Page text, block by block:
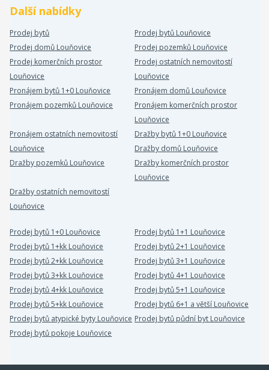
Další nabídky
Prodej bytů
Prodej bytů Louňovice
Prodej domů Louňovice
Prodej pozemků Louňovice
Prodej komerčních prostor
Louňovice
Prodej ostatních nemovitostí
Louňovice
Pronájem bytů 1+0 Louňovice
Pronájem domů Louňovice
Pronájem pozemků Louňovice
Pronájem komerčních prostor
Louňovice
Pronájem ostatních nemovitostí
Louňovice
Dražby bytů 1+0 Louňovice
Dražby domů Louňovice
Dražby pozemků Louňovice
Dražby komerčních prostor
Louňovice
Dražby ostatních nemovitostí
Louňovice
Prodej bytů 1+0 Louňovice
Prodej bytů 1+1 Louňovice
Prodej bytů 1+kk Louňovice
Prodej bytů 2+1 Louňovice
Prodej bytů 2+kk Louňovice
Prodej bytů 3+1 Louňovice
Prodej bytů 3+kk Louňovice
Prodej bytů 4+1 Louňovice
Prodej bytů 4+kk Louňovice
Prodej bytů 5+1 Louňovice
Prodej bytů 5+kk Louňovice
Prodej bytů 6+1 a větší Louňovice
Prodej bytů atypické byty Louňovice Prodej bytů půdní byt Louňovice
Prodej bytů pokoje Louňovice